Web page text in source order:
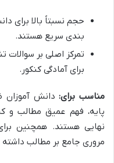
حجم نسبتاً بالا برای
بندی سریع هستند.
تمرکز اصلی بر سوالات
برای آمادگی کنکور.
مناسب برای:دانش آموزان
پایه، فهم عمیق مطالب و
نهایی هستند. همچنین
مروری جامع بر مطالب داشته